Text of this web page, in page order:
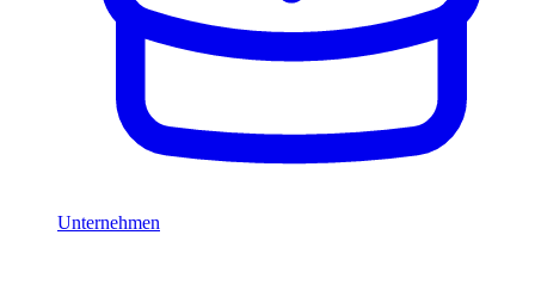
Unternehmen